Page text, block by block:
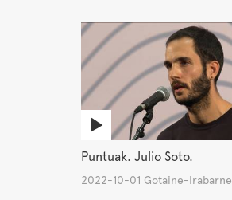
Puntuak. Julio Soto.
2022-10-01 Gotaine-Irabarne